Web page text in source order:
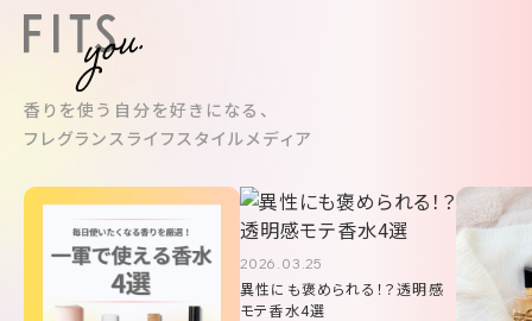
香りを使う自分を好きになる、
フレグランスライフスタイルメディア
2026.03.25
異性にも褒められる！？透明感
モテ香水4選